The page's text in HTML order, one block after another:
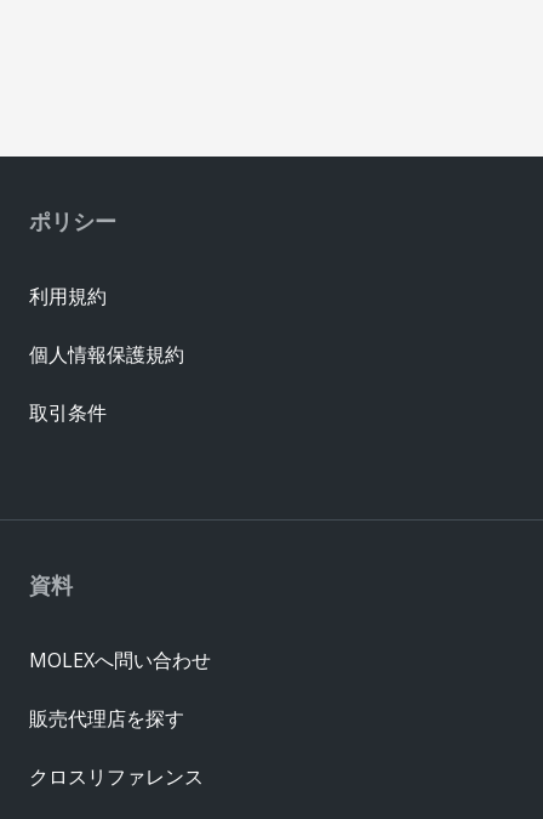
資料
MOLEXへ問い合わせ
販売代理店を探す
クロスリファレンス
ポリシー
利用規約
個人情報保護規約
取引条件